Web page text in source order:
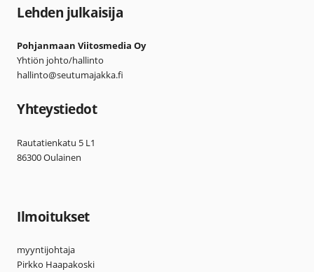
Lehden julkaisija
Pohjanmaan Viitosmedia Oy
Yhtiön johto/hallinto
hallinto@seutumajakka.fi
Yhteystiedot
Rautatienkatu 5 L1
86300 Oulainen
Ilmoitukset
myyntijohtaja
Pirkko Haapakoski